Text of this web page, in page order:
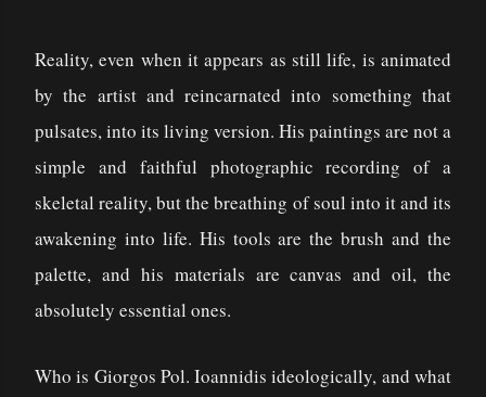
Reality, even when it appears as still life, is animated
by the artist and reincarnated into something that
pulsates, into its living version. His paintings are not a
simple and faithful photographic recording of a
skeletal reality, but the breathing of soul into it and its
awakening into life. His tools are the brush and the
palette, and his materials are canvas and oil, the
absolutely essential ones.
Who is Giorgos Pol. Ioannidis ideologically, and what